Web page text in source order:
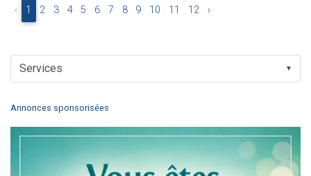
‹ 1 2 3 4 5 6 7 8 9 10 11 12 ›
▼
Annonces sponsorisées